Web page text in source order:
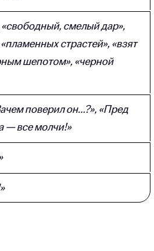
«свободный, смелый дар»,
страстей», «взят
шепотом», «черной
поверил он…?», «Пред
— все молчи!»